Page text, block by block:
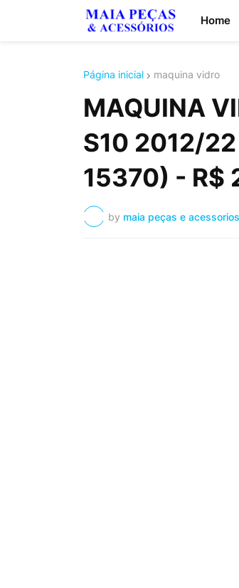
Home
Página inicial maquina vidro
MAQUINA
S10 2012/22
15370) - R$
by maia peças e acessorios